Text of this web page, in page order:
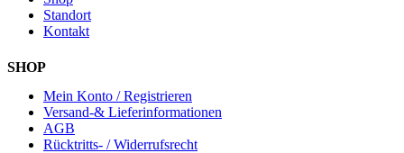
Standort
Kontakt
SHOP
Mein Konto / Registrieren
Versand-& Lieferinformationen
AGB
Rücktritts- / Widerrufsrecht